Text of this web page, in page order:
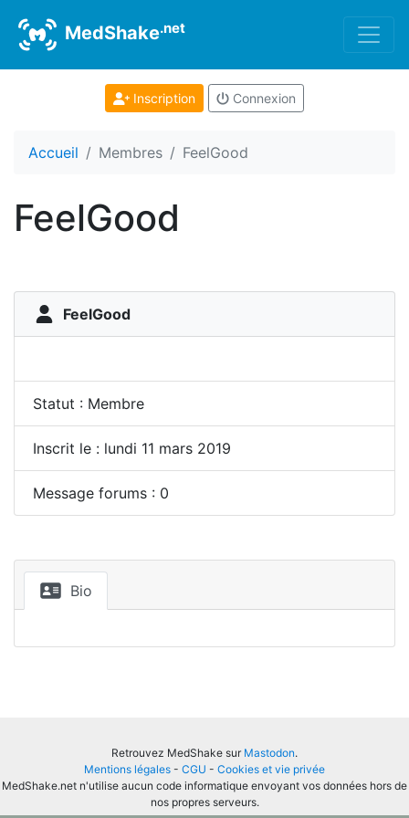
MedShake.net
Inscription Connexion
Accueil Membres FeelGood
FeelGood
FeelGood
Statut : Membre
Inscrit le : lundi 11 mars 2019
Message forums : 0
Bio
Retrouvez MedShake sur Mastodon.
Mentions légales - CGU - Cookies et vie privée
MedShake.net n'utilise aucun code informatique envoyant vos données hors de
nos propres serveurs.